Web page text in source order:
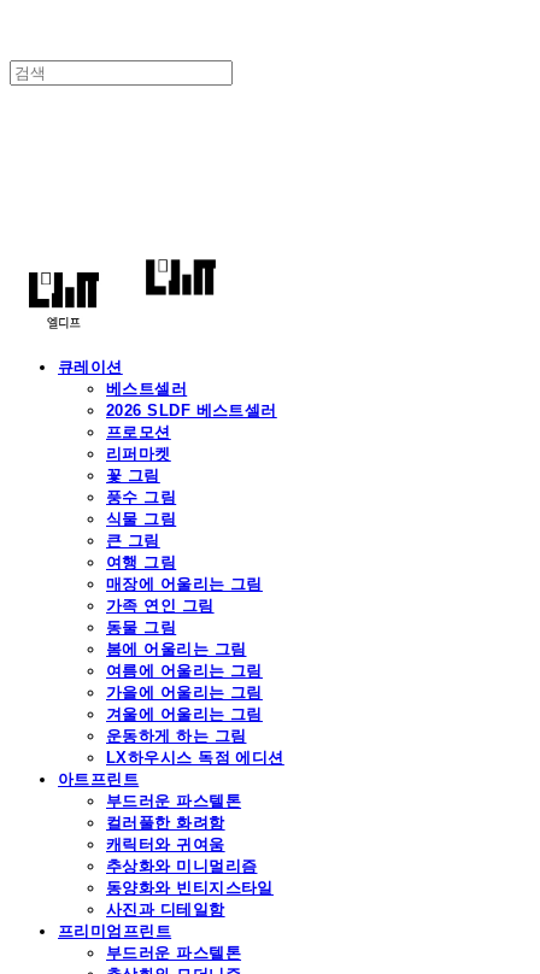
큐레이션
베스트셀러
2026 SLDF 베스트셀러
프로모션
리퍼마켓
꽃 그림
풍수 그림
식물 그림
큰 그림
여행 그림
매장에 어울리는 그림
가족 연인 그림
동물 그림
봄에 어울리는 그림
여름에 어울리는 그림
가을에 어울리는 그림
겨울에 어울리는 그림
운동하게 하는 그림
LX하우시스 독점 에디션
아트프린트
부드러운 파스텔톤
컬러풀한 화려함
캐릭터와 귀여움
추상화와 미니멀리즘
동양화와 빈티지스타일
사진과 디테일함
프리미엄프린트
부드러운 파스텔톤